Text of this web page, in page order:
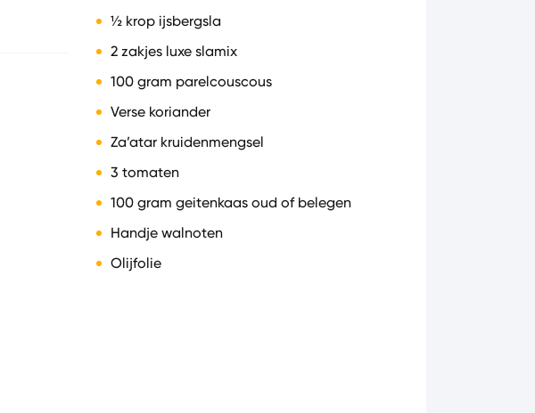
½ krop ijsbergsla
2 zakjes luxe slamix
100 gram parelcouscous
Verse koriander
Za’atar kruidenmengsel
3 tomaten
100 gram geitenkaas oud of belegen
Handje walnoten
Olijfolie